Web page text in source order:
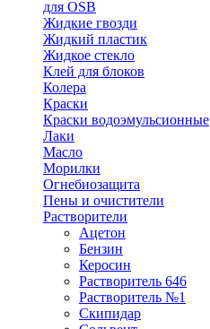
для OSB
Жидкие гвозди
Жидкий пластик
Жидкое стекло
Клей для блоков
Колера
Краски
Краски водоэмульсионные
Лаки
Масло
Морилки
Огнебиозащита
Пены и очистители
Растворители
Ацетон
Бензин
Керосин
Растворитель 646
Растворитель №1
Скипидар